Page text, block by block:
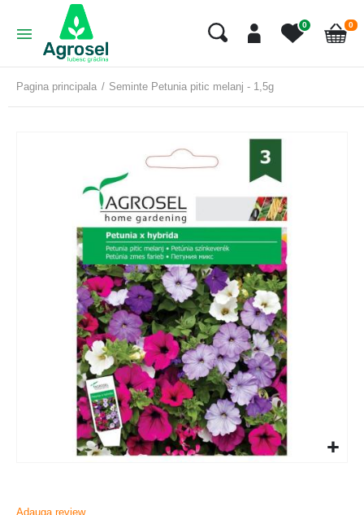
0
Cart
0
Pagina principala Seminte Petunia pitic melanj - 1,5g
Adauga review